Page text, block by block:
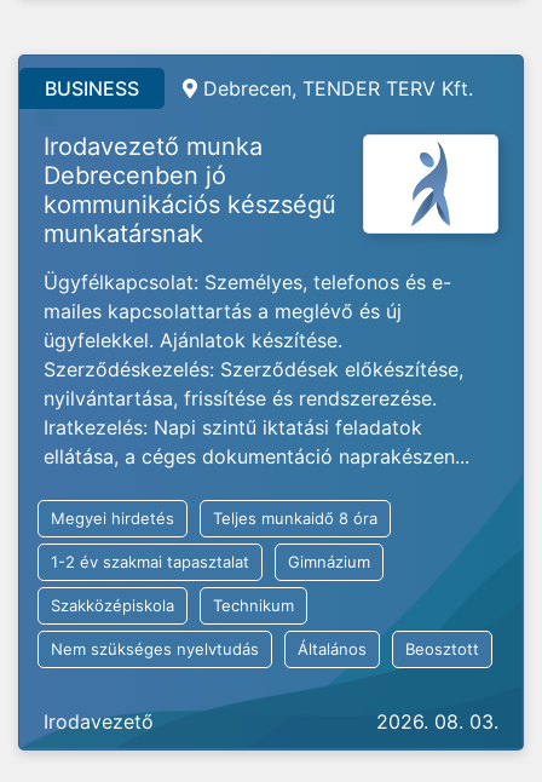
BUSINESS Debrecen, TENDER TERV Kft.
Irodavezető munka
Debrecenben jó
kommunikációs készségű
munkatársnak
Ügyfélkapcsolat: Személyes, telefonos és e-
mailes kapcsolattartás a meglévő és új
ügyfelekkel. Ajánlatok készítése.
Szerződéskezelés: Szerződések előkészítése,
nyilvántartása, frissítése és rendszerezése.
Iratkezelés: Napi szintű iktatási feladatok
ellátása, a céges dokumentáció naprakészen...
Megyei hirdetés Teljes munkaidő 8 óra
1-2 év szakmai tapasztalat Gimnázium
Szakközépiskola Technikum
Nem szükséges nyelvtudás Általános Beosztott
Irodavezető 2026. 08. 03.